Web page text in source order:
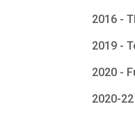
2016 -
2019 -
2020 -
2020-